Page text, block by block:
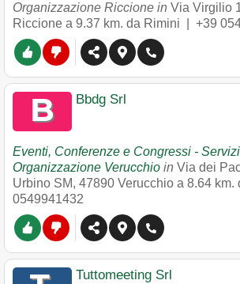
Organizzazione Riccione in Via Virgilio
Riccione a 9.37 km. da Rimini | +39
Bbdg Srl
Eventi, Conferenze e Congressi -
Organizzazione Verucchio in Via dei
Urbino SM, 47890 Verucchio a 8.64 km.
0549941432
Tuttomeeting Srl